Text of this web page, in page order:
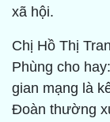
xã hội.
Chị Hồ Thị
Phùng cho
gian mạng là
Đoàn thường